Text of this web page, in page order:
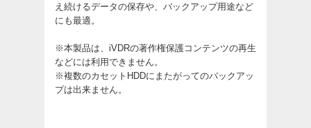
え続けるデータの保存や、バックアップ用途など
にも最適。
※本製品は、iVDRの著作権保護コンテンツの再生
などには利用できません。
※複数のカセットHDDにまたがってのバックアッ
プは出来ません。